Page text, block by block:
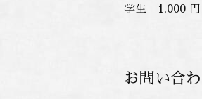
学生 1,000 円
お問い合